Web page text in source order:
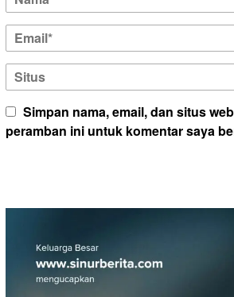
Simpan nama, email, dan situs
peramban ini untuk komentar saya